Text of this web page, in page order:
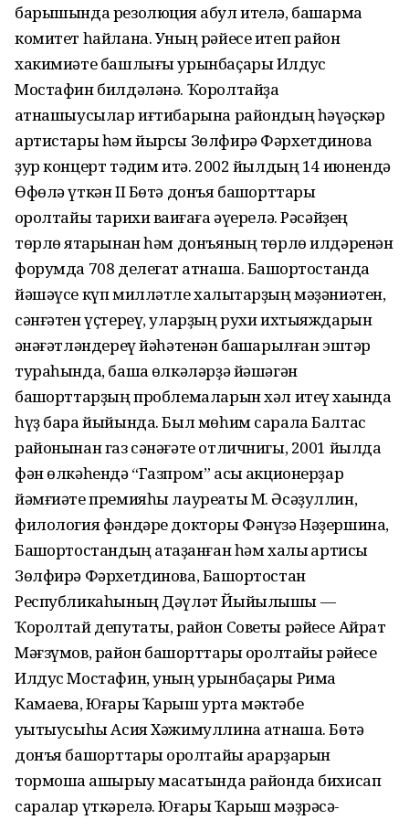
барышында резолюция ҡабул ителə, башҡарма
комитет һайлана. Уның рəйесе итеп район
хакимиəте башлығы урынбаҫары Илдус
Мостафин билдəлəнə. Ҡоролтайҙа
ҡатнашыусылар иғтибарына райондың һəүəҫкəр
артистары һəм йырсы Зөлфирə Фəрхетдинова
ҙур концерт тəҡдим итə. 2002 йылдың 14 июнендə
Өфөлə үткəн II Бөтə донъя башҡорттары
ҡоролтайы тарихи ваҡиғаға əүерелə. Рəсəйҙең
төрлө яҡтарынан һəм донъяның төрлө илдəренəн
форумда 708 делегат ҡатнаша. Башҡортостанда
йəшəүсе күп миллəтле халыҡтарҙың мəҙəниəтен,
сəнғəтен үҫтереү, уларҙың рухи ихтыяждарын
ҡəнəғəтлəндереү йəһəтенəн башҡарылған эштəр
тураһында, башҡа өлкəлəрҙə йəшəгəн
башҡорттарҙың проблемаларын хəл итеү хаҡында
һүҙ бара йыйында. Был мөһим сарала Балтас
районынан газ сəнəғəте отличнигы, 2001 йылда
фəн өлкəһендə “Газпром” асыҡ акционерҙар
йəмғиəте премияһы лауреаты М. Əсəҙуллин,
филология фəндəре докторы Фəнүзə Нəҙершина,
Башҡортостандың атҡаҙанған һəм халыҡ артисы
Зөлфирə Фəрхетдинова, Башҡортостан
Республикаһының Дəүлəт Йыйылышы —
Ҡоролтай депутаты, район Советы рəйесе Айрат
Мəғзүмов, район башҡорттары ҡоролтайы рəйесе
Илдус Мостафин, уның урынбаҫары Рима
Камаева, Юғары Ҡарыш урта мəктəбе
уҡытыусыһы Асия Хəжимуллина ҡатнаша. Бөтə
донъя башҡорттары ҡоролтайы ҡарарҙарын
тормошҡа ашырыу маҡсатында районда бихисап
саралар үткəрелə. Юғары Ҡарыш мəҙрəсə-